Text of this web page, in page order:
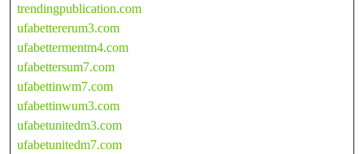
trendingpublication.com
ufabettererum3.com
ufabettermentm4.com
ufabettersum7.com
ufabettinwm7.com
ufabettinwum3.com
ufabetunitedm3.com
ufabetunitedm7.com